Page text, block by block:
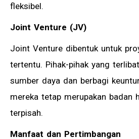
fleksibel.
Joint Venture (JV)
Joint Venture dibentuk untuk
tertentu. Pihak-pihak yang
sumber daya dan berbagi
mereka tetap merupakan badan
terpisah.
Manfaat dan Pertimbangan